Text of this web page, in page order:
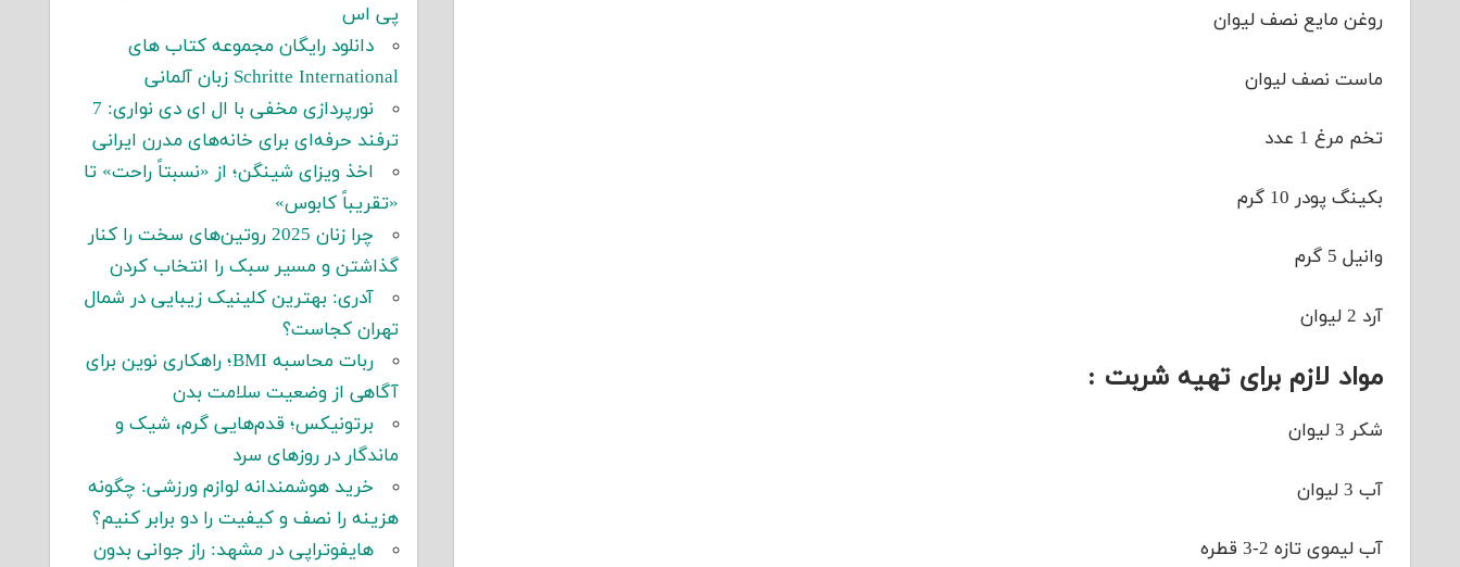
روغن مایع نصف لیوان
ماست نصف لیوان
تخم مرغ 1 عدد
بکینگ پودر 10 گرم
وانیل 5 گرم
آرد 2 لیوان
مواد لازم برای تهیه شربت :
شکر 3 لیوان
آب 3 لیوان
آب لیموی تازه 2-3 قطره
پی اس
دانلود رایگان مجموعه کتاب های
Schritte International زبان آلمانی
نورپردازی مخفی با ال ای دی نواری: 7
ترفند حرفه‌ای برای خانه‌های مدرن ایرانی
اخذ ویزای شینگن؛ از «نسبتاً راحت» تا
«تقریباً کابوس»
چرا زنان 2025 روتین‌های سخت را کنار
گذاشتن و مسیر سبک را انتخاب کردن
آدری: بهترین کلینیک زیبایی در شمال
تهران کجاست؟
ربات محاسبه BMI؛ راهکاری نوین برای
آگاهی از وضعیت سلامت بدن
برتونیکس؛ قدم‌هایی گرم، شیک و
ماندگار در روزهای سرد
خرید هوشمندانه لوازم ورزشی: چگونه
هزینه را نصف و کیفیت را دو برابر کنیم؟
هایفوتراپی در مشهد: راز جوانی بدون